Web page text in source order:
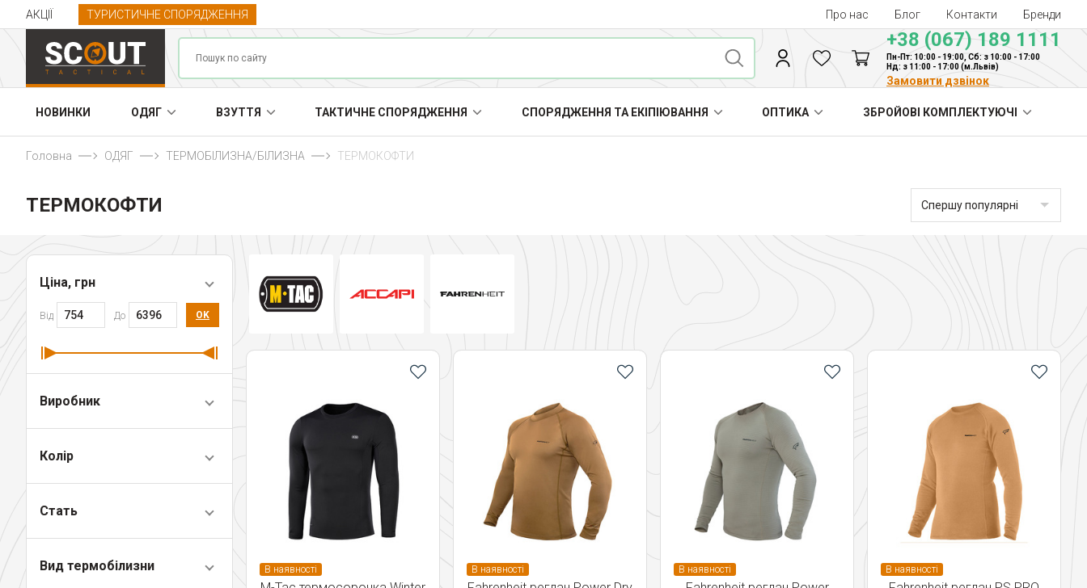
АКЦІЇ ТУРИСТИЧНЕ СПОРЯДЖЕННЯ Про нас Блог Контакти Бренди
+38 (067) 189 1111
Пн-Пт: 10:00 - 19:00, Сб: з 10:00 - 17:00
Нд: з 11:00 - 17:00 (м.Львів)
Замовити дзвінок
НОВИНКИ ОДЯГ ВЗУТТЯ ТАКТИЧНЕ СПОРЯДЖЕННЯ СПОРЯДЖЕННЯ ТА ЕКІПІЮВАННЯ ОПТИКА ЗБРОЙОВІ КОМПЛЕКТУЮЧІ
Головна ОДЯГ ТЕРМОБІЛИЗНА/БІЛИЗНА ТЕРМОКОФТИ
ТЕРМОКОФТИ Спершу популярні
Ціна, грн
Від До OK
Виробник
Колір
Стать
Вид термобілизни В наявності В наявності В наявності В наявності